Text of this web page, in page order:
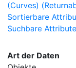
(Curves)
Sortierbare
Suchbare Attribute
Art der Daten